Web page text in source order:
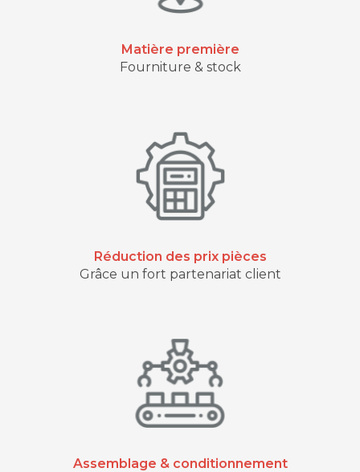
Matière première
Fourniture & stock
Réduction des prix pièces
Grâce un fort partenariat client
Assemblage & conditionnement